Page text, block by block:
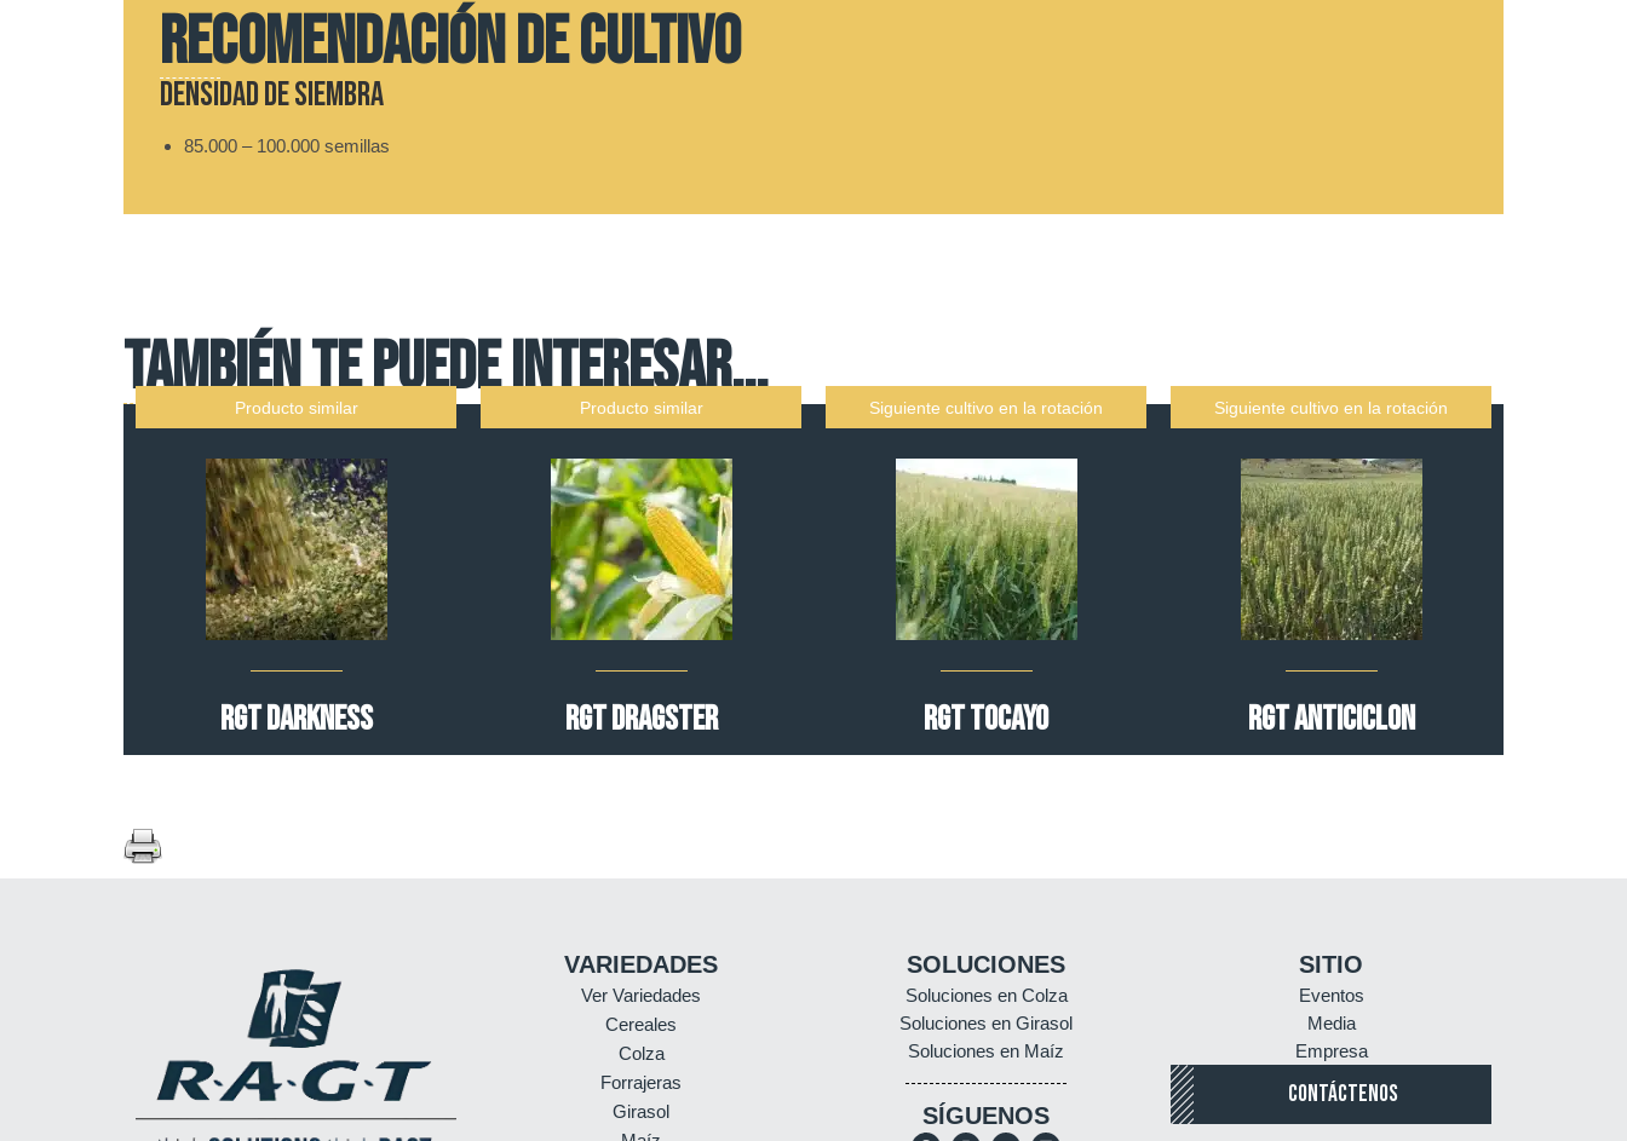
RECOMENDACIÓN DE CULTIVO
Densidad de siembra
85.000 – 100.000 semillas
TAMBIÉN TE PUEDE INTERESAR...
Producto similar
RGT DARKNESS
Producto similar
RGT DRAGSTER
Siguiente cultivo en la rotación
RGT TOCAYO
Siguiente cultivo en la rotación
RGT ANTICICLON
VARIEDADES
Ver Variedades
Cereales
Colza
Forrajeras
Girasol
SOLUCIONES
Soluciones en Colza
Soluciones en Girasol
Soluciones en Maíz
SÍGUENOS
SITIO
Eventos
Media
Empresa
CONTÁCTENOS